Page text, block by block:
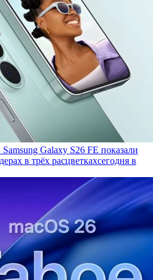
Galaxy S26 FE показали
в трёх расцветкахсегодня в